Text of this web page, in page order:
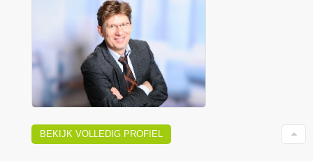
BEKIJK VOLLEDIG PROFIEL